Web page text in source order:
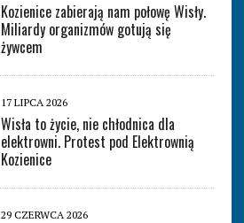
Kozienice zabierają nam połowę Wisły.
Miliardy organizmów gotują się
żywcem
17 LIPCA 2026
Wisła to życie, nie chłodnica dla
elektrowni. Protest pod Elektrownią
Kozienice
29 CZERWCA 2026